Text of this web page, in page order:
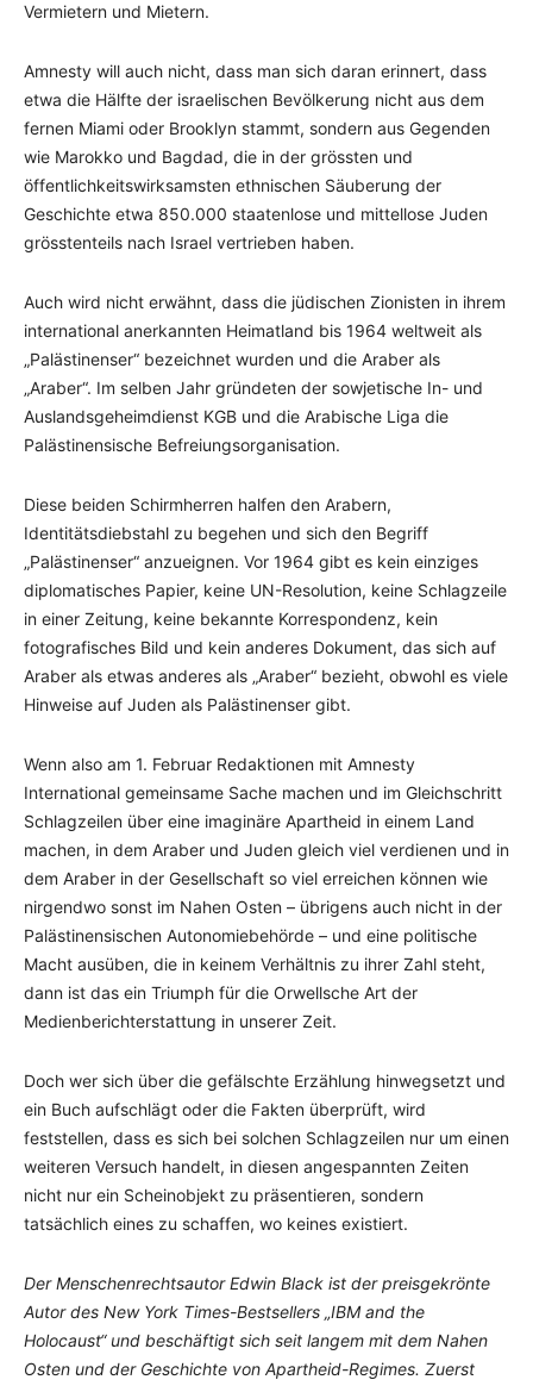
Vermietern und Mietern.
Amnesty will auch nicht, dass man sich daran erinnert, dass
etwa die Hälfte der israelischen Bevölkerung nicht aus dem
fernen Miami oder Brooklyn stammt, sondern aus Gegenden
wie Marokko und Bagdad, die in der grössten und
öffentlichkeitswirksamsten ethnischen Säuberung der
Geschichte etwa 850.000 staatenlose und mittellose Juden
grösstenteils nach Israel vertrieben haben.
Auch wird nicht erwähnt, dass die jüdischen Zionisten in ihrem
international anerkannten Heimatland bis 1964 weltweit als
„Palästinenser“ bezeichnet wurden und die Araber als
„Araber“. Im selben Jahr gründeten der sowjetische In- und
Auslandsgeheimdienst KGB und die Arabische Liga die
Palästinensische Befreiungsorganisation.
Diese beiden Schirmherren halfen den Arabern,
Identitätsdiebstahl zu begehen und sich den Begriff
„Palästinenser“ anzueignen. Vor 1964 gibt es kein einziges
diplomatisches Papier, keine UN-Resolution, keine Schlagzeile
in einer Zeitung, keine bekannte Korrespondenz, kein
fotografisches Bild und kein anderes Dokument, das sich auf
Araber als etwas anderes als „Araber“ bezieht, obwohl es viele
Hinweise auf Juden als Palästinenser gibt.
Wenn also am 1. Februar Redaktionen mit Amnesty
International gemeinsame Sache machen und im Gleichschritt
Schlagzeilen über eine imaginäre Apartheid in einem Land
machen, in dem Araber und Juden gleich viel verdienen und in
dem Araber in der Gesellschaft so viel erreichen können wie
nirgendwo sonst im Nahen Osten – übrigens auch nicht in der
Palästinensischen Autonomiebehörde – und eine politische
Macht ausüben, die in keinem Verhältnis zu ihrer Zahl steht,
dann ist das ein Triumph für die Orwellsche Art der
Medienberichterstattung in unserer Zeit.
Doch wer sich über die gefälschte Erzählung hinwegsetzt und
ein Buch aufschlägt oder die Fakten überprüft, wird
feststellen, dass es sich bei solchen Schlagzeilen nur um einen
weiteren Versuch handelt, in diesen angespannten Zeiten
nicht nur ein Scheinobjekt zu präsentieren, sondern
tatsächlich eines zu schaffen, wo keines existiert.
Der Menschenrechtsautor Edwin Black ist der preisgekrönte
Autor des New York Times-Bestsellers „IBM and the
Holocaust“ und beschäftigt sich seit langem mit dem Nahen
Osten und der Geschichte von Apartheid-Regimes. Zuerst